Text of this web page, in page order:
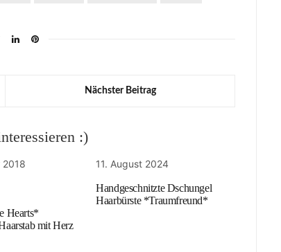
Nächster Beitrag
:)
2018
Hearts*
mit Herz
11. August 2024
Handgeschnitzte Dschungel
Haarbürste *Traumfreund*